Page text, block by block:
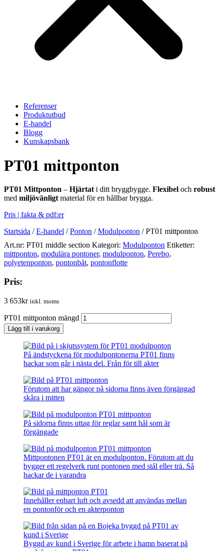
Referenser
Produktutbud
E-handel
Blogg
Kunskapsbank
PT01 mittponton
PT01 Mittponton – Hjärtat i ditt bryggbygge. Flexibel och robust
med miljövänligt material för en hållbar brygga.
Pris | fakta & pdf:er
Startsida /E-handel /Ponton /Modulponton /PT01 mittponton
Art.nr: PT01 middle section Kategori: Modulponton Etiketter:
mittponton, modulära pontoner, modulponton, Perebo,
polyetenponton, pontonbåt, pontonflotte
Pris:
3 653kr inkl. moms
PT01 mittponton mängd
Lägg till i varukorg
På ändstyckena för modulpontonerna PT01 finns
hackar som går i nästa del. Från för till akter
Förutom att har gängor på sidorna finns även förgängad
skåra i mitten
På sidorna finns uttag för reglar samt hål som är
förgängade
Mittpontonen PT01 är en modulponton. Förutom att du
bygger ett regelverk runt pontonen med stål eller trä. Så
hackar de i varandra
Innehåller enbart luft och avsedd att användas mellan
en pontonför och en akterponton
Byggd av kund i Sverige för arbete i hamn baserat på